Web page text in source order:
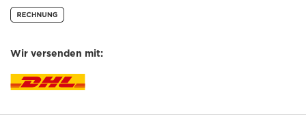
Wir versenden mit: